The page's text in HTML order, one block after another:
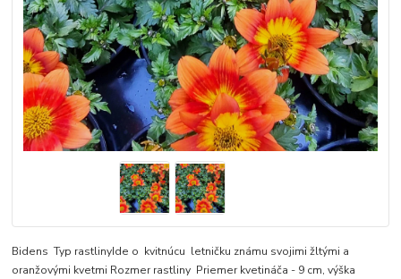
Bidens Typ rastlinyIde o kvitnúcu letničku známu svojimi žltými a
oranžovými kvetmi Rozmer rastliny Priemer kvetináča - 9 cm, výška